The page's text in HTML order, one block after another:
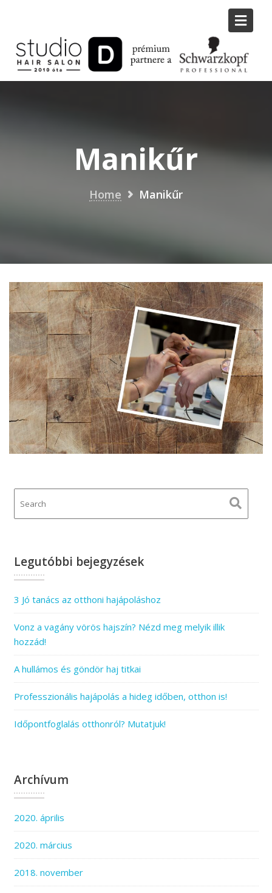
content
Manikűr
Home Manikűr
Legutóbbi bejegyzések
3 Jó tanács az otthoni hajápoláshoz
Vonz a vagány vörös hajszín? Nézd meg melyik illik
hozzád!
A hullámos és göndör haj titkai
Professzionális hajápolás a hideg időben, otthon is!
Időpontfoglalás otthonról? Mutatjuk!
Archívum
2020. április
2020. március
2018. november